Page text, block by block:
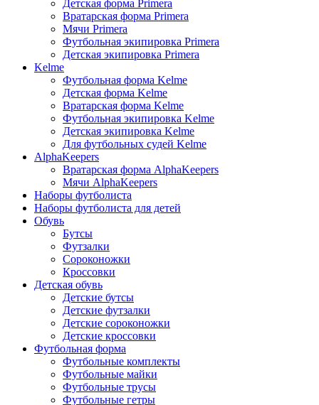
Детская форма Primera
Вратарская форма Primera
Мячи Primera
Футбольная экипировка Primera
Детская экипировка Primera
Kelme
Футбольная форма Kelme
Детская форма Kelme
Вратарская форма Kelme
Футбольная экипировка Kelme
Детская экипировка Kelme
Для футбольных судей Kelme
AlphaKeepers
Вратарская форма AlphaKeepers
Мячи AlphaKeepers
Наборы футболиста
Наборы футболиста для детей
Обувь
Бутсы
Футзалки
Сороконожки
Кроссовки
Детская обувь
Детские бутсы
Детские футзалки
Детские сороконожки
Детские кроссовки
Футбольная форма
Футбольные комплекты
Футбольные майки
Футбольные трусы
Футбольные гетры